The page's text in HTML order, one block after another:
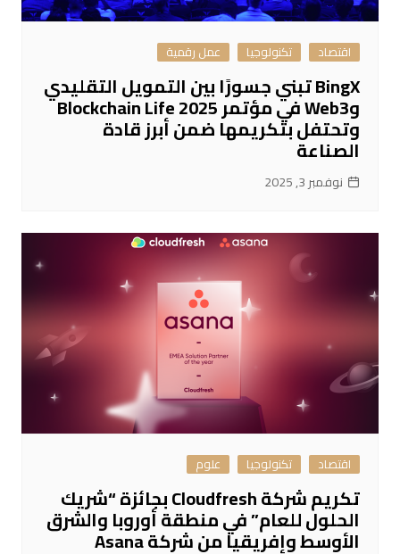
اقتصاد تكنولوجيا عمل رقمية
BingX تبني جسورًا بين التمويل التقليدي
وWeb3 في مؤتمر Blockchain Life 2025
وتحتفل بتكريمها ضمن أبرز قادة
الصناعة
نوفمبر 3, 2025
اقتصاد تكنولوجيا علوم
تكريم شركة Cloudfresh بجائزة “شريك
الحلول للعام” في منطقة أوروبا والشرق
الأوسط وإفريقيا من شركة Asana